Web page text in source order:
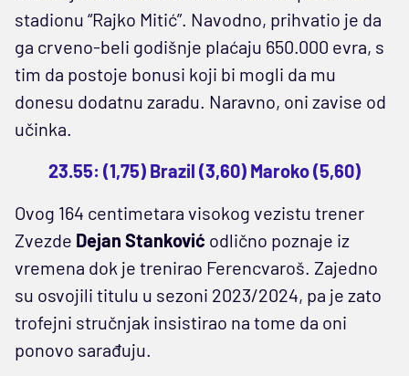
stadionu “Rajko Mitić”. Navodno, prihvatio je da
ga crveno-beli godišnje plaćaju 650.000 evra, s
tim da postoje bonusi koji bi mogli da mu
donesu dodatnu zaradu. Naravno, oni zavise od
učinka.
23.55: (1,75) Brazil (3,60) Maroko (5,60)
Ovog 164 centimetara visokog vezistu trener
Zvezde Dejan Stanković odlično poznaje iz
vremena dok je trenirao Ferencvaroš. Zajedno
su osvojili titulu u sezoni 2023/2024, pa je zato
trofejni stručnjak insistirao na tome da oni
ponovo sarađuju.